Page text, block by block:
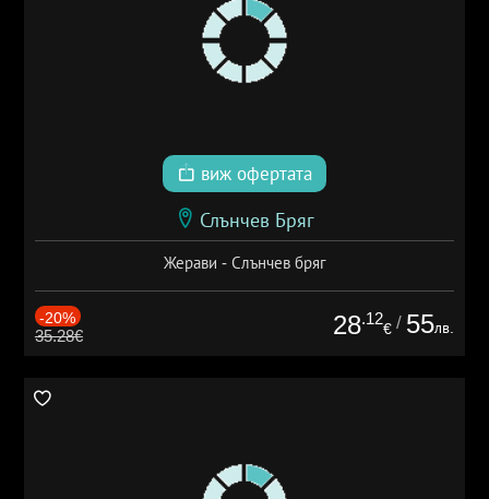
виж офертата
Слънчев Бряг
Жерави - Слънчев бряг
-20%
35.28€ 28.12
€ / 55лв.